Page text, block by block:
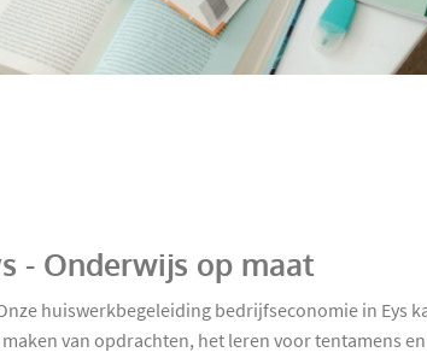
- Onderwijs op maat
huiswerkbegeleiding bedrijfseconomie in Eys
van opdrachten, het leren voor tentamens